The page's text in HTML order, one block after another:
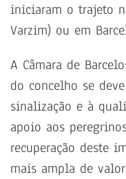
iniciaram o trajeto
Varzim) ou em
A Câmara de
do concelho se
sinalização e à
apoio aos
recuperação deste
mais ampla de